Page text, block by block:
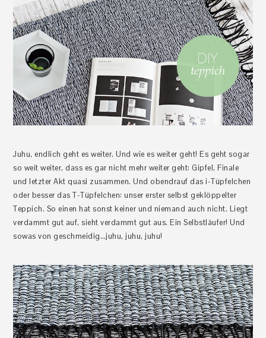
Juhu, endlich geht es weiter. Und wie es weiter geht! Es geht sogar
so weit weiter, dass es gar nicht mehr weiter geht: Gipfel, Finale
und letzter Akt quasi zusammen. Und obendrauf das i-Tüpfelchen
oder besser das T-Tüpfelchen: unser erster selbst geklöppelter
Teppich. So einen hat sonst keiner und niemand auch nicht. Liegt
verdammt gut auf, sieht verdammt gut aus. Ein Selbstläufer! Und
sowas von geschmeidig…juhu, juhu, juhu!